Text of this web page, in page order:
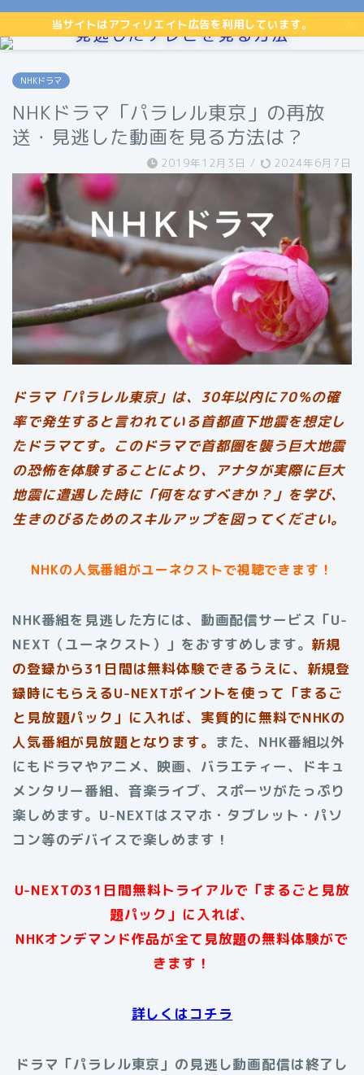
当サイトはアフィリエイト広告を利用しています。
見逃したテレビを見る方法
NHKドラマ
NHKドラマ「パラレル東京」の再放
送・見逃した動画を見る方法は？
2019年12月3日 / 2024年6月7日
ドラマ「パラレル東京」は、30年以内に70％の確
率で発生すると言われている首都直下地震を想定し
たドラマてす。このドラマで首都圏を襲う巨大地震
の恐怖を体験することにより、アナタが実際に巨大
地震に遭遇した時に「何をなすべきか？」を学び、
生きのびるためのスキルアップを図ってください。
NHKの人気番組がユーネクストで視聴できます！
NHK番組を見逃した方には、動画配信サービス「U-
NEXT（ユーネクスト）」をおすすめします。 新規
の登録から31日間は無料体験できるうえに、新規登
録時にもらえるU-NEXTポイントを使って「まるご
と見放題パック」に入れば、実質的に無料でNHKの
人気番組が見放題となります。 また、NHK番組以外
にもドラマやアニメ、映画、バラエティー、ドキュ
メンタリー番組、音楽ライブ、スポーツがたっぷり
楽しめます。U-NEXTはスマホ・タブレット・パソ
コン等のデバイスで楽しめます！
U-NEXTの31日間無料トライアルで「まるごと見放
題パック」に入れば、
NHKオンデマンド作品が全て見放題の無料体験がで
きます！
詳しくはコチラ
ドラマ「パラレル東京」の見逃し動画配信は終了し